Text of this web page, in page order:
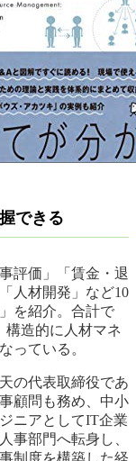
できる
評価」「賃金・退
人材開発」など10
を紹介。合計で
構造的に人材マネ
っている。
の代表取締役であ
顧問も務め、中小
ニアとしてIT企業
事部門へ転身し、